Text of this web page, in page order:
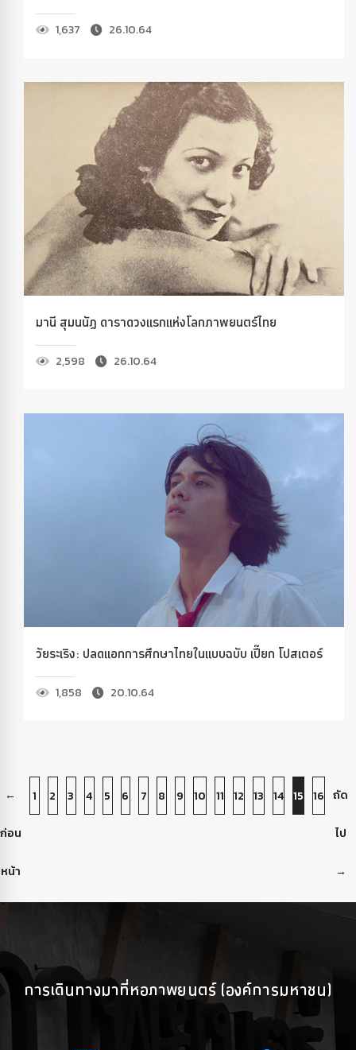
1,637 26.10.64
มานี สุมนนัฏ ดาราดวงแรกแห่งโลกภาพยนตร์ไทย
2,598 26.10.64
วัยระเริง: ปลดแอกการศึกษาไทยในแบบฉบับ เปี๊ยก โปสเตอร์
1,858 20.10.64
←
ก่อน
หน้า
1 2 3 4 5 6 7 8 9 10 11 12 13 14 15 16 ถัด
ไป
→
การเดินทางมาที่หอภาพยนตร์ (องค์การมหาชน)